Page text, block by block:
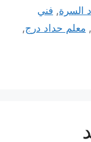
السرة, فني
, معلم حداد درج,